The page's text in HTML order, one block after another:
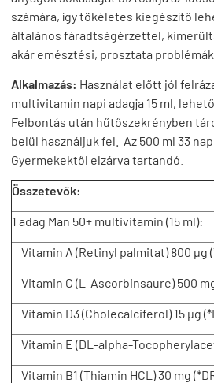
számára, így tökéletes kiegészítő
általános fáradtságérzettel,
akár emésztési, prosztata
Alkalmazás: Használat előtt jól
multivitamin napi adagja 15 ml,
Felbontás után hűtőszekrényben
belül használjuk fel. Az 500 ml 33
Gyermekektől elzárva tartandó.
Összetevők:
1 adag Man 50+ multivitamin (15 ml):
Vitamin A (Retinyl palmitat) 800 µg
Vitamin C (L-Ascorbinsaure) 500
Vitamin D3 (Cholecalciferol) 15 µg
Vitamin E (DL-alpha-
Vitamin B1 (Thiamin HCL) 30 mg